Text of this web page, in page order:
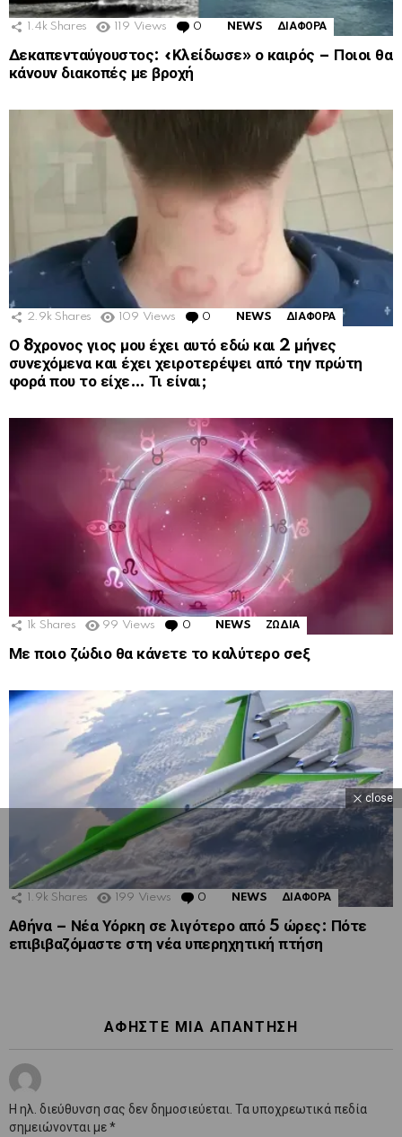
1.4k Shares 119 Views 0 Comments
NEWS ΔΙΑΦΟΡΑ
Δεκαπενταύγουστος: «Κλείδωσε» ο καιρός – Ποιοι θα
κάνουν διακοπές με βροχή
2.9k Shares 109 Views 0 Comments
NEWS ΔΙΑΦΟΡΑ
Ο 8χρονος γιος μου έχει αυτό εδώ και 2 μήνες
συνεχόμενα και έχει χειροτερέψει από την πρώτη
φορά που το είχε… Τι είναι;
1k Shares 99 Views 0 Comments
NEWS ΖΩΔΙΑ
Με ποιο ζώδιο θα κάνετε το καλύτερο σeξ
1.9k Shares 199 Views 0 Comments
NEWS ΔΙΑΦΟΡΑ
Αθήνα – Νέα Υόρκη σε λιγότερο από 5 ώρες: Πότε
επιβιβαζόμαστε στη νέα υπερηχητική πτήση
ΑΦΉΣΤΕ ΜΙΑ ΑΠΆΝΤΗΣΗ
Η ηλ. διεύθυνση σας δεν δημοσιεύεται. Τα υποχρεωτικά πεδία
σημειώνονται με*
close